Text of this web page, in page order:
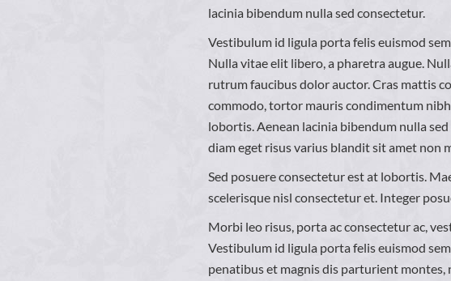
lacinia bibendum nulla sed consectetur.
Vestibulum id ligula porta felis euismod
Nulla vitae elit libero, a pharetra augue.
rutrum faucibus dolor auctor. Cras mattis
commodo, tortor mauris condimentum
lobortis. Aenean lacinia bibendum nulla
diam eget risus varius blandit sit amet non
Sed posuere consectetur est at lobortis.
scelerisque nisl consectetur et. Integer
Morbi leo risus, porta ac consectetur ac,
Vestibulum id ligula porta felis euismod
penatibus et magnis dis parturient montes,